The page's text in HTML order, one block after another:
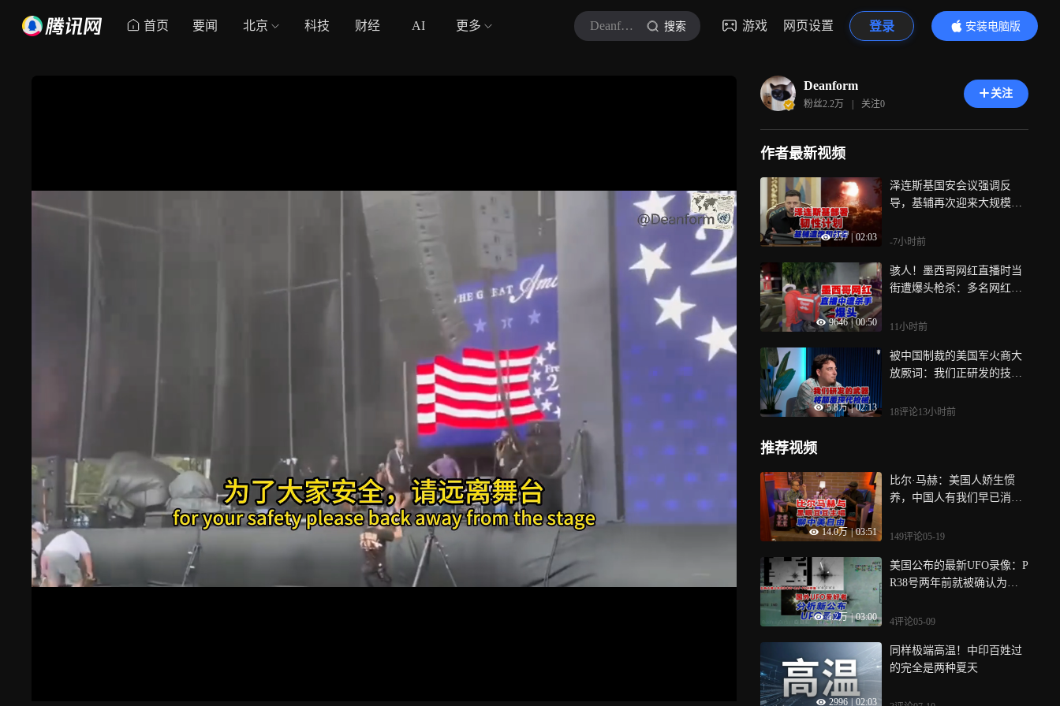
首页 要闻 北京 科技 财经 AI 更多 Deanform 搜索 游戏 网页设置 登录
安装电脑版
内容更精彩
Deanform
粉丝2.2万 | 关注0
关注
作者最新视频
257 02:03
泽连斯基国安会议强调反
导，基辅再次迎来大规模导
无一遭拦截
-7小时前
9646 | 00:50
骇人！墨西哥网红直播时当
街遭爆头枪杀：多名网红接
倒戈有关
11小时前
5.8万 | 02:13
被中国制裁的美国军火商大
放厥词：我们正研发的技
械全部过时
18评论13小时前
推荐视频
14.0万 | 03:51
比尔·马赫：美国人娇生惯
养，中国人有我们早已消失
149评论05-19
4.2万 | 03:00
美国公布的最新UFO录像：P
R38号两年前就被确认为摄
4评论05-09
2996 02:03
同样极端高温！中印百姓过
的完全是两种夏天